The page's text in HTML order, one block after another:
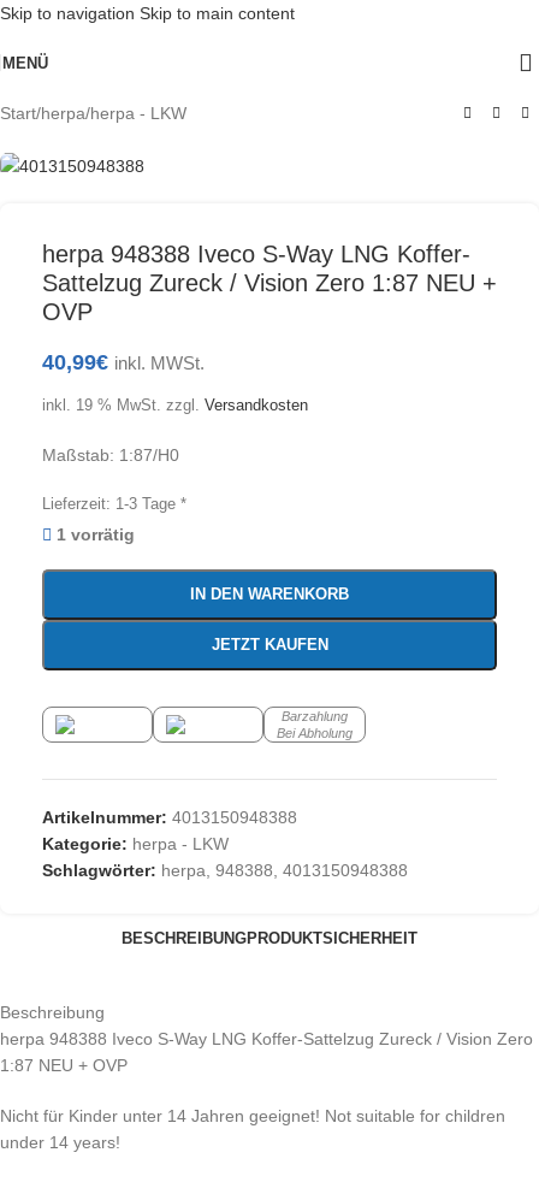
Skip to navigation Skip to main content
MENÜ
Start/herpa/herpa - LKW
herpa 948388 Iveco S-Way LNG Koffer-
Sattelzug Zureck / Vision Zero 1:87 NEU +
OVP
40,99€ inkl. MWSt.
inkl. 19 % MwSt. zzgl. Versandkosten
Maßstab: 1:87/H0
Lieferzeit: 1-3 Tage *
1 vorrätig
IN DEN WARENKORB
JETZT KAUFEN
Barzahlung
Bei Abholung
Artikelnummer: 4013150948388
Kategorie: herpa - LKW
Schlagwörter: herpa, 948388, 4013150948388
BESCHREIBUNGPRODUKTSICHERHEIT
Beschreibung
herpa 948388 Iveco S-Way LNG Koffer-Sattelzug Zureck / Vision Zero
1:87 NEU + OVP
Nicht für Kinder unter 14 Jahren geeignet! Not suitable for children
under 14 years!